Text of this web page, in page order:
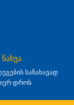
სანახავად
დროს